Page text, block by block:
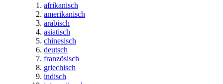
afrikanisch
amerikanisch
arabisch
asiatisch
chinesisch
deutsch
französisch
griechisch
indisch